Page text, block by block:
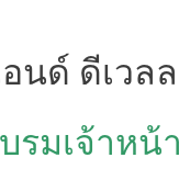
นด์ ดีเวล
รมเจ้าห